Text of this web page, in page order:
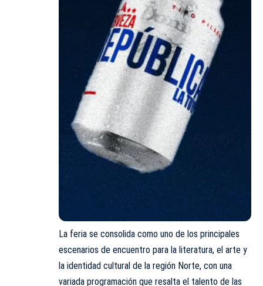
La feria se consolida como uno de los principales
escenarios de encuentro para la literatura, el arte y
la identidad cultural de la región Norte, con una
variada programación que resalta el talento de las